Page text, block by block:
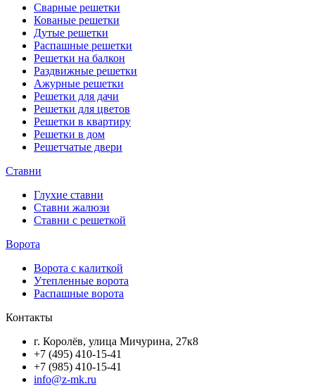
Сварные решетки
Кованые решетки
Дутые решетки
Распашные решетки
Решетки на балкон
Раздвижные решетки
Ажурные решетки
Решетки для дачи
Решетки для цветов
Решетки в квартиру
Решетки в дом
Решетчатые двери
Ставни
Глухие ставни
Ставни жалюзи
Ставни с решеткой
Ворота
Ворота с калиткой
Утепленные ворота
Распашные ворота
Контакты
г. Королёв, улица Мичурина, 27к8
+7 (495) 410-15-41
+7 (985) 410-15-41
info@z-mk.ru